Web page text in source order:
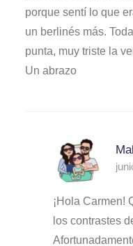
porque sentí lo que
un berlinés más.
punta, muy triste la
Un abrazo
¡Hola Carmen!
los contrastes